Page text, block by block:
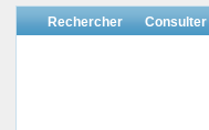
Rechercher Consulter